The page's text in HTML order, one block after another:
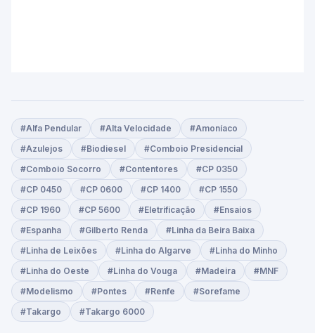
#Alfa Pendular #Alta Velocidade
#Amoníaco
#Azulejos
#Biodiesel
#Comboio Presidencial
#Comboio Socorro
#Contentores
#CP 0350
#CP 0450
#CP 0600 #CP 1400
#CP 1550
#CP 1960
#CP 5600 #Eletrificação
#Ensaios
#Espanha
#Gilberto Renda
#Linha da Beira Baixa
#Linha de Leixões
#Linha do Algarve
#Linha do Minho
#Linha do Oeste
#Linha do Vouga #Madeira
#MNF
#Modelismo
#Pontes #Renfe
#Sorefame
#Takargo
#Takargo 6000